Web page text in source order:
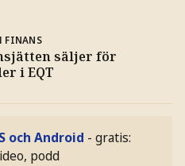
FINANS
säljer för
i EQT
och Android - gratis:
podd